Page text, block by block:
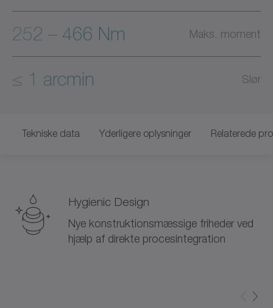
252 – 466 Nm Maks. moment
≤ 1 arcmin Slør
Tekniske data Yderligere oplysninger Relaterede
Hygienic Design
Nye konstruktionsmæssige friheder ved
hjælp af direkte procesintegration